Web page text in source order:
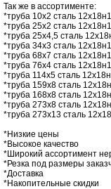
Так же в ассортименте:
*труба 10х2 сталь
*труба 25х2 сталь
*труба 25х4,5 сталь
*труба 34х3 сталь
*труба 68х7 сталь
*труба 76х4 сталь
*труба 114х5 сталь
*труба 159х8 сталь
*труба 168х8 сталь
*труба 273х8 сталь
*труба 273х13 сталь
*Низкие цены
*Высокое качество
*Широкий ассортимент
*Резка под размеры
*Доставка
*Накопительные скидки